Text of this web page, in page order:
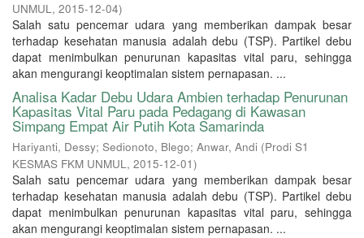
UNMUL, 2015-12-04)
Salah satu pencemar udara yang memberikan dampak besar
terhadap kesehatan manusia adalah debu (TSP). Partikel debu
dapat menimbulkan penurunan kapasitas vital paru, sehingga
akan mengurangi keoptimalan sistem pernapasan. ...
Analisa Kadar Debu Udara Ambien terhadap Penurunan
Kapasitas Vital Paru pada Pedagang di Kawasan
Simpang Empat Air Putih Kota Samarinda
Hariyanti, Dessy; Sedionoto, Blego; Anwar, Andi (Prodi S1
KESMAS FKM UNMUL, 2015-12-01)
Salah satu pencemar udara yang memberikan dampak besar
terhadap kesehatan manusia adalah debu (TSP). Partikel debu
dapat menimbulkan penurunan kapasitas vital paru, sehingga
akan mengurangi keoptimalan sistem pernapasan. ...